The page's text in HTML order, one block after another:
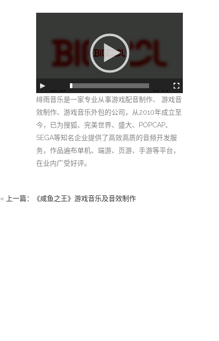
00:00 01:54
绯雨音乐是一家专业从事游戏配音制作、 游戏音
效制作、游戏音乐外包的公司，从2010年成立至
今，已为搜狐、完美世界、盛大、POPCAP、
SEGA等知名企业提供了高效高质的音频开发服
务，作品遍布单机、端游、页游、手游等平台，
在业内广受好评。
« 上一篇：《咸鱼之王》游戏音乐及音效制作